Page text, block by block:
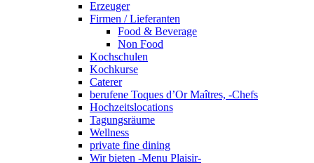
Erzeuger
Firmen / Lieferanten
Food & Beverage
Non Food
Kochschulen
Kochkurse
Caterer
berufene Toques d’Or Maîtres, -Chefs
Hochzeitslocations
Tagungsräume
Wellness
private fine dining
Wir bieten -Menu Plaisir-